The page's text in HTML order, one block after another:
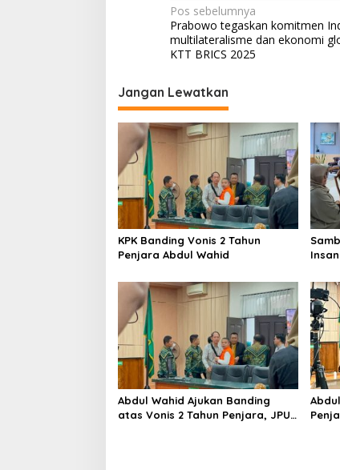
N
a
v
i
g
a
s
i
p
o
s
Pos sebelumnya
Prabowo tegaskan komitmen
multilateralisme dan ekonomi
KTT BRICS 2025
Jangan Lewatkan
KPK Banding Vonis 2 Tahun
Penjara Abdul Wahid
Meja
Abdul Wahid Ajukan Banding
atas Vonis 2 Tahun Penjara, JPU